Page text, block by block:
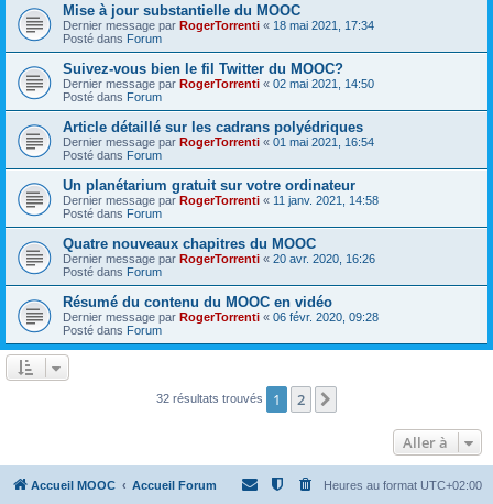
Mise à jour substantielle du MOOC
Dernier message par RogerTorrenti « 18 mai 2021, 17:34
Posté dans Forum
Suivez-vous bien le fil Twitter du MOOC?
Dernier message par RogerTorrenti « 02 mai 2021, 14:50
Posté dans Forum
Article détaillé sur les cadrans polyédriques
Dernier message par RogerTorrenti « 01 mai 2021, 16:54
Posté dans Forum
Un planétarium gratuit sur votre ordinateur
Dernier message par RogerTorrenti « 11 janv. 2021, 14:58
Posté dans Forum
Quatre nouveaux chapitres du MOOC
Dernier message par RogerTorrenti « 20 avr. 2020, 16:26
Posté dans Forum
Résumé du contenu du MOOC en vidéo
Dernier message par RogerTorrenti « 06 févr. 2020, 09:28
Posté dans Forum
32 résultats trouvés 1 2
Aller à
Accueil MOOC Accueil Forum Heures au format UTC+02:00